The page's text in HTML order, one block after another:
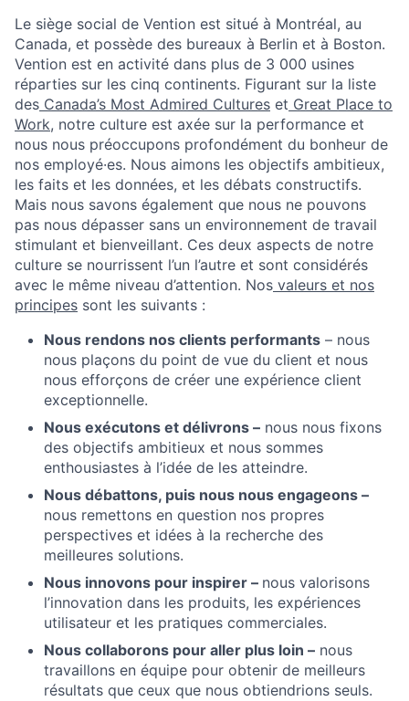
Le siège social de Vention est situé à Montréal, au
Canada, et possède des bureaux à Berlin et à Boston.
Vention est en activité dans plus de 3 000 usines
réparties sur les cinq continents. Figurant sur la liste
des Canada’s Most Admired Cultures et Great Place to
Work, notre culture est axée sur la performance et
nous nous préoccupons profondément du bonheur de
nos employé·es. Nous aimons les objectifs ambitieux,
les faits et les données, et les débats constructifs.
Mais nous savons également que nous ne pouvons
pas nous dépasser sans un environnement de travail
stimulant et bienveillant. Ces deux aspects de notre
culture se nourrissent l’un l’autre et sont considérés
avec le même niveau d’attention. Nos valeurs et nos
principes sont les suivants :
Nous rendons nos clients performants – nous
nous plaçons du point de vue du client et nous
nous efforçons de créer une expérience client
exceptionnelle.
Nous exécutons et délivrons – nous nous fixons
des objectifs ambitieux et nous sommes
enthousiastes à l’idée de les atteindre.
Nous débattons, puis nous nous engageons –
nous remettons en question nos propres
perspectives et idées à la recherche des
meilleures solutions.
Nous innovons pour inspirer – nous valorisons
l’innovation dans les produits, les expériences
utilisateur et les pratiques commerciales.
Nous collaborons pour aller plus loin – nous
travaillons en équipe pour obtenir de meilleurs
résultats que ceux que nous obtiendrions seuls.